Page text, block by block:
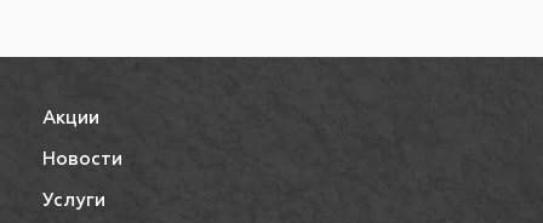
Акции
Новости
Услуги